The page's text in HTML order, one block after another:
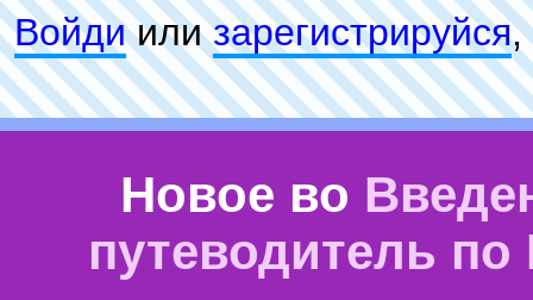
Войдиилизарeгиcтpируйся,
Новое во
путеводитель